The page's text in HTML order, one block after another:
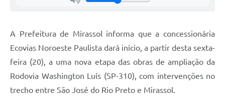
A Prefeitura de Mirassol informa que a concessionária
Ecovias Noroeste Paulista dará início, a partir desta sexta-
feira (20), a uma nova etapa das obras de ampliação da
Rodovia Washington Luís (SP-310), com intervenções no
trecho entre São José do Rio Preto e Mirassol.